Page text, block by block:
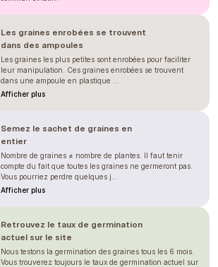
Les graines enrobées se trouvent
dans des ampoules
Les graines les plus petites sont enrobées pour faciliter
leur manipulation. Ces graines enrobées se trouvent
dans une ampoule en plastique ...
Afficher plus
Semez le sachet de graines en
entier
Nombre de graines ≠ nombre de plantes. Il faut tenir
compte du fait que toutes les graines ne germeront pas.
Vous pourriez perdre quelques j...
Afficher plus
Retrouvez le taux de germination
actuel sur le site
Nous testons la germination des graines tous les 6 mois.
Vous trouverez toujours le taux de germination actuel sur